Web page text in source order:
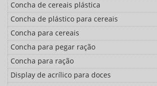
Concha de cereais plástica
Concha de plástico para cereais
Concha para cereais
Concha para pegar ração
Concha para ração
Display de acrílico para doces